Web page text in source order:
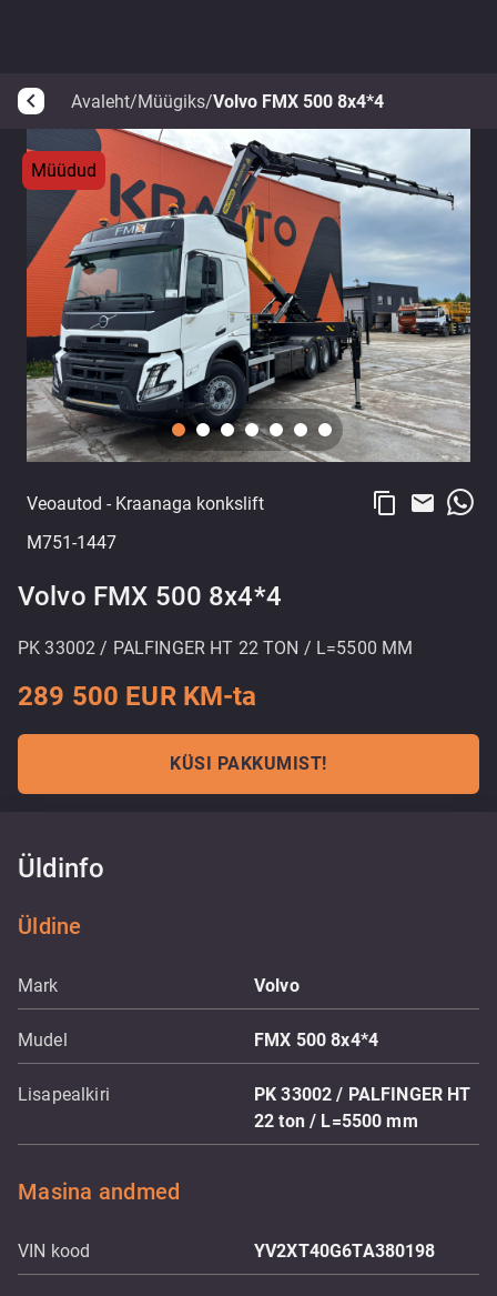
arrow_back_ios Avaleht/Müügiks/Volvo FMX 500 8x4*4
Müüdud
Veoautod - Kraanaga konkslift
M751-1447
content_copy email
Volvo FMX 500 8x4*4
PK 33002 / PALFINGER HT 22 TON / L=5500 MM
289 500 EUR KM-ta
KÜSI PAKKUMIST!
Üldinfo
Üldine
Mark Volvo
Mudel FMX 500 8x4*4
Lisapealkiri
PK 33002 / PALFINGER HT
22 ton / L=5500 mm
Masina andmed
VIN kood YV2XT40G6TA380198